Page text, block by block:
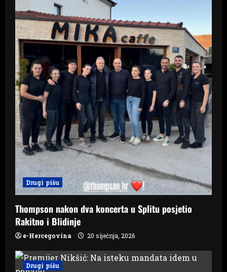
Drugi pišu
Thompson nakon dva koncerta u Splitu posjetio
Rakitno i Blidinje
e-Hercegovina 20 siječnja, 2026
Drugi pišu